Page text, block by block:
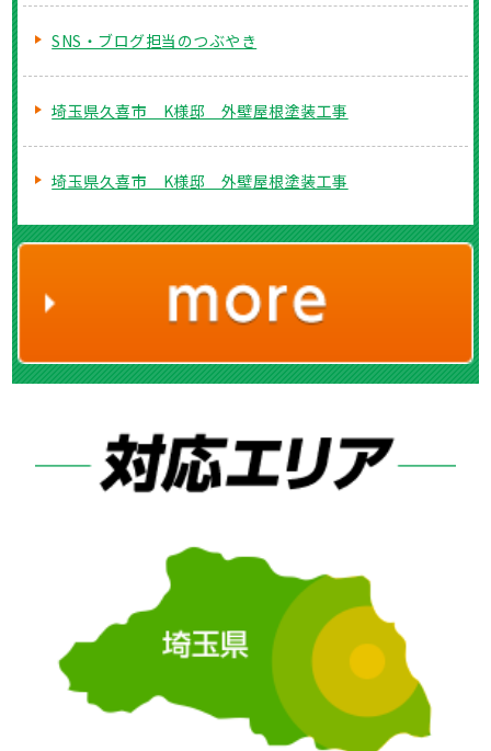
SNS・ブログ担当のつぶやき
埼玉県久喜市 K様邸 外壁屋根塗装工事
埼玉県久喜市 K様邸 外壁屋根塗装工事